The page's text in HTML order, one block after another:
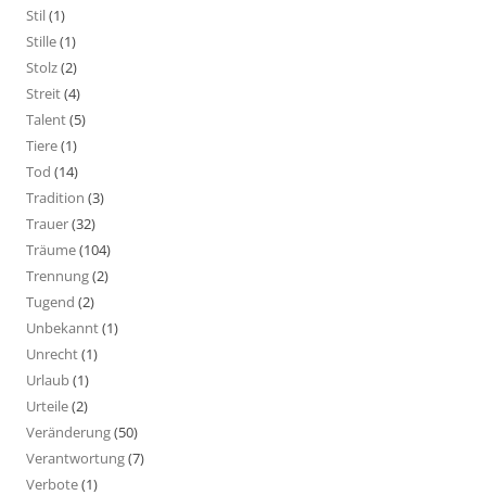
Stil(1)
Stille(1)
Stolz(2)
Streit(4)
Talent(5)
Tiere(1)
Tod (14)
Tradition (3)
Trauer(32)
Träume(104)
Trennung(2)
Tugend (2)
Unbekannt(1)
Unrecht(1)
Urlaub(1)
Urteile(2)
Veränderung(50)
Verantwortung(7)
Verbote(1)